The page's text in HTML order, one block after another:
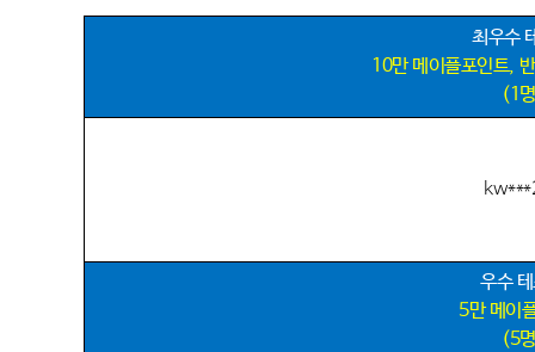
최우수
10만 메이플포인트,
(1명
우수
5만 메이
(5명